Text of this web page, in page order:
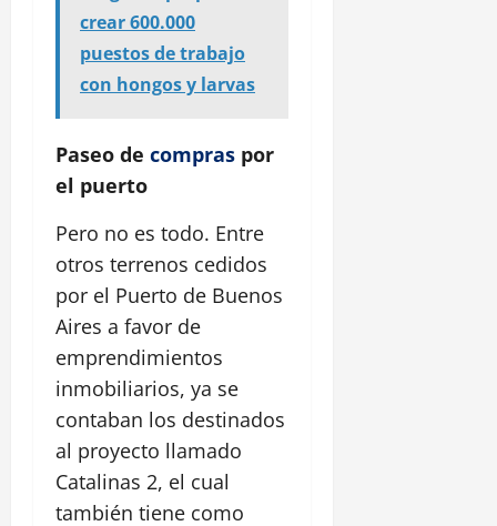
crear 600.000
puestos de trabajo
con hongos y larvas
Paseo de compras por
el puerto
Pero no es todo. Entre
otros terrenos cedidos
por el Puerto de Buenos
Aires a favor de
emprendimientos
inmobiliarios, ya se
contaban los destinados
al proyecto llamado
Catalinas 2, el cual
también tiene como